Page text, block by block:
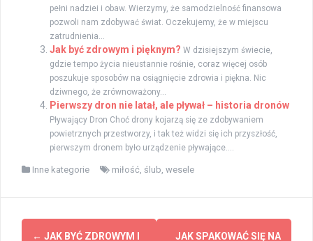
pełni nadziei i obaw. Wierzymy, że samodzielność finansowa
pozwoli nam zdobywać świat. Oczekujemy, że w miejscu
zatrudnienia...
Jak być zdrowym i pięknym? W dzisiejszym świecie,
gdzie tempo życia nieustannie rośnie, coraz więcej osób
poszukuje sposobów na osiągnięcie zdrowia i piękna. Nic
dziwnego, że zrównoważony...
Pierwszy dron nie latał, ale pływał – historia dronów
Pływający Dron Choć drony kojarzą się ze zdobywaniem
powietrznych przestworzy, i tak też widzi się ich przyszłość,
pierwszym dronem było urządzenie pływające....
Inne kategorie miłość ślub wesele
Zobacz
← JAK BYĆ ZDROWYM I
JAK SPAKOWAĆ SIĘ NA